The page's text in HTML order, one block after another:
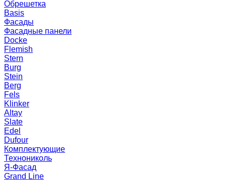
Обрешетка
Basis
Фасады
Фасадные панели
Docke
Flemish
Stern
Burg
Stein
Berg
Fels
Klinker
Altay
Slate
Edel
Dufour
Комплектующие
Технониколь
Я-Фасад
Grand Line